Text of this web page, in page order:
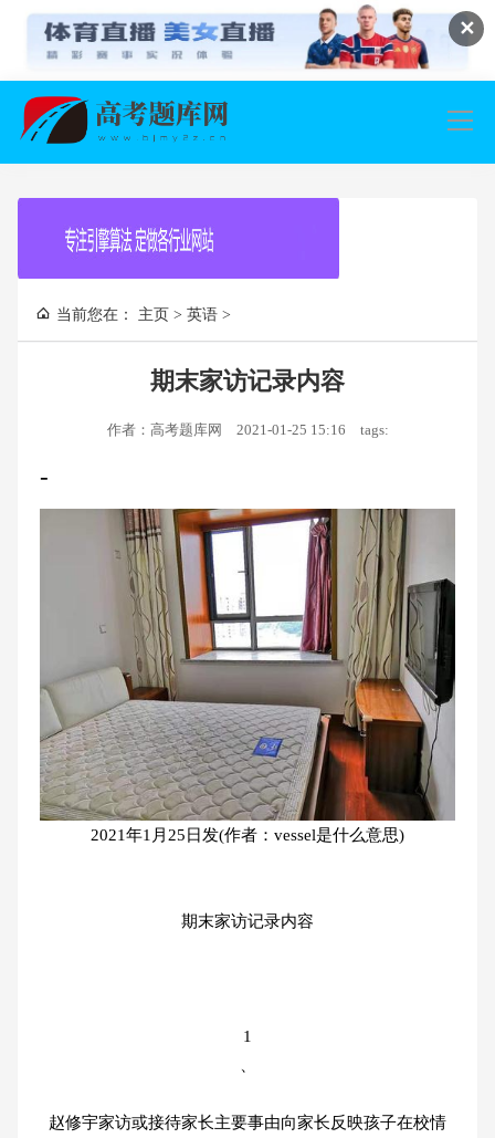
✕
导
当前您在： 主页 > 英语 >
期末家访记录内容
作者：高考题库网 2021-01-25 15:16 tags:
-
2021年1月25日发(作者：vessel是什么意思)
期末家访记录内容
1
赵修宇家访或接待家长主要事由向家长反映孩子在校情